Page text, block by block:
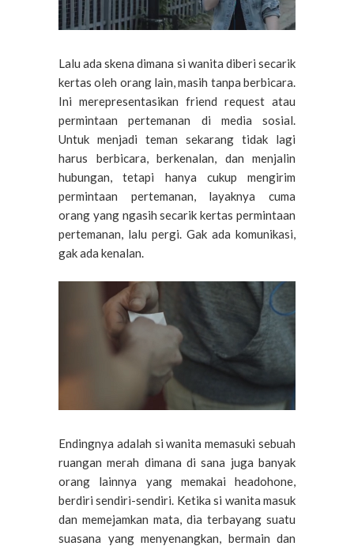
Lalu ada skena dimana si wanita diberi secarik
kertas oleh orang lain, masih tanpa berbicara.
Ini merepresentasikan friend request atau
permintaan pertemanan di media sosial.
Untuk menjadi teman sekarang tidak lagi
harus berbicara, berkenalan, dan menjalin
hubungan, tetapi hanya cukup mengirim
permintaan pertemanan, layaknya cuma
orang yang ngasih secarik kertas permintaan
pertemanan, lalu pergi. Gak ada komunikasi,
gak ada kenalan.
Endingnya adalah si wanita memasuki sebuah
ruangan merah dimana di sana juga banyak
orang lainnya yang memakai headohone,
berdiri sendiri-sendiri. Ketika si wanita masuk
dan memejamkan mata, dia terbayang suatu
suasana yang menyenangkan, bermain dan